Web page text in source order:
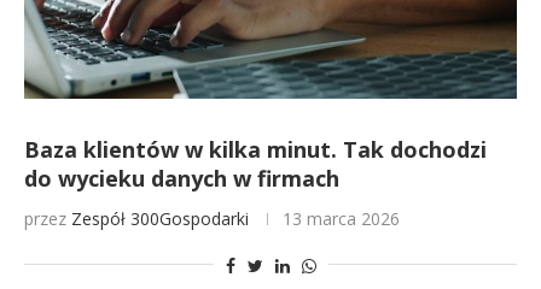
Baza klientów w kilka minut. Tak dochodzi
do wycieku danych w firmach
przez Zespół 300Gospodarki 13 marca 2026